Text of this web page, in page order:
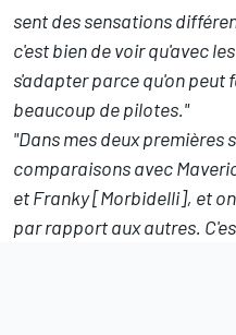
sent des sensations
c'est bien de voir qu'avec
s'adapter parce qu'on peut
beaucoup de pilotes."
"Dans mes deux
comparaisons avec
et Franky [Morbidelli], et
par rapport aux autres.